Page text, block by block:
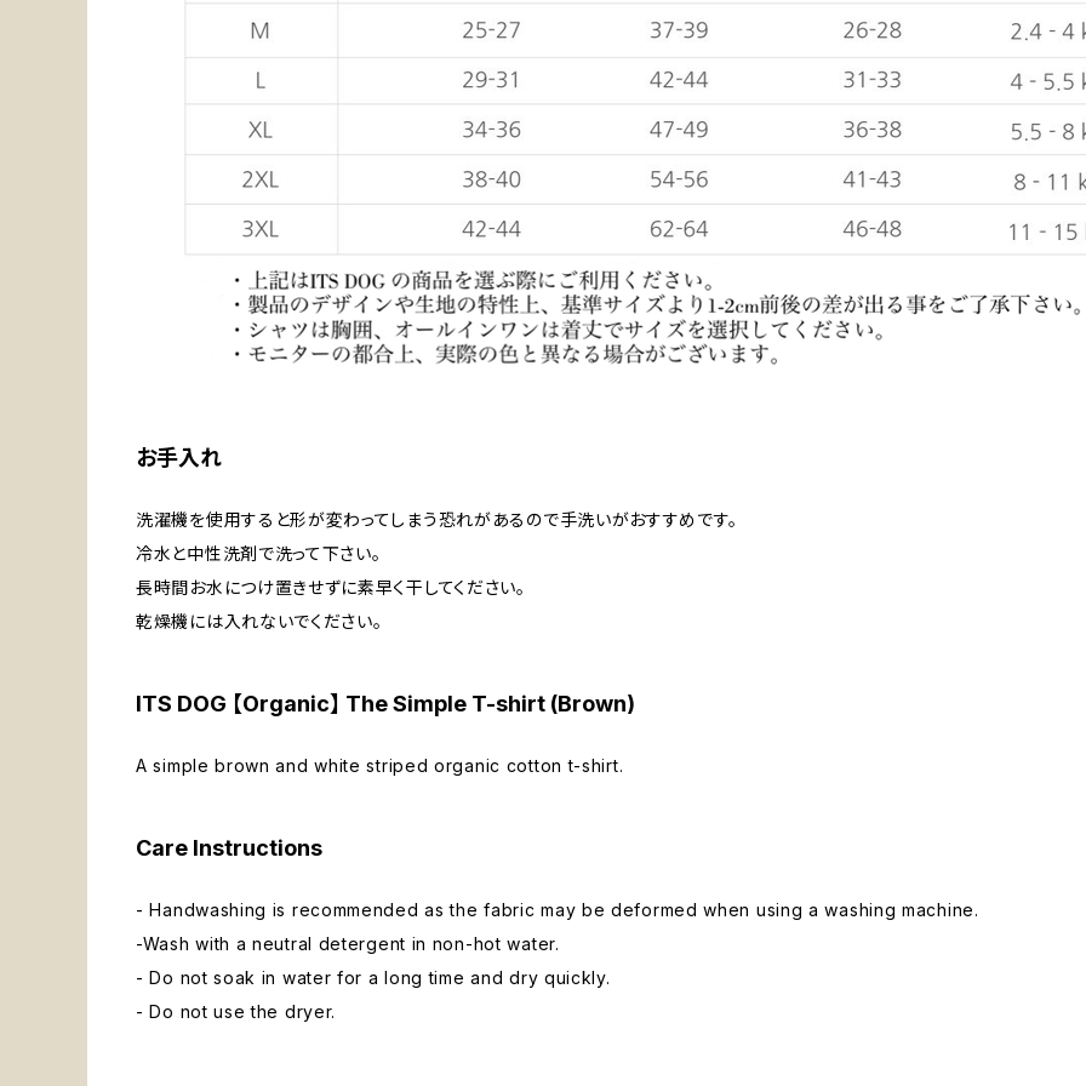
お手入れ
洗濯機を使用すると形が変わってしまう恐れがあるので手洗いがおすすめです。
冷水と中性洗剤で洗って下さい。
長時間お水につけ置きせずに素早く干してください。
乾燥機には入れないでください。
ITS DOG 【Organic】 The Simple T-shirt (Brown)
A simple brown and white striped organic cotton t-shirt.
Care Instructions
- Handwashing is recommended as the fabric may be deformed when using a washing machine.
-Wash with a neutral detergent in non-hot water.
- Do not soak in water for a long time and dry quickly.
- Do not use the dryer.